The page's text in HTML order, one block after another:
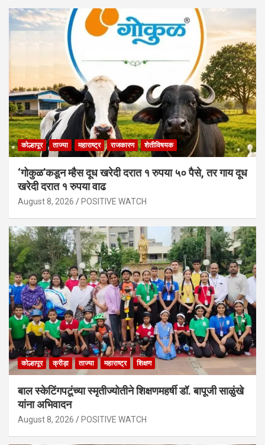
कोल्हापूर ताज्या महाराष्ट्र राजकारण शेतीविषयक
‘गोकुळ’कडून म्हैस दूध खरेदी दरात १ रुपया ५० पैसे, तर गाय दूध
खरेदी दरात १ रुपया वाढ
August 8, 2026 POSITIVE WATCH
कोल्हापूर क्रीड़ा ताज्या महाराष्ट्र शिक्षण
बाल स्केटिंगपटूंच्या स्मृतीज्योतीने शिक्षणमहर्षी डॉ. बापूजी साळुंखे
यांना अभिवादन
August 8, 2026 POSITIVE WATCH